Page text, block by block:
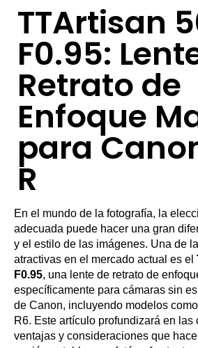
TTArtisan
F0.95:
Retrato de
Enfoque
para
R
En el mundo de la fotografía, la
adecuada puede hacer una gran
y el estilo de las imágenes. Una de
atractivas en el mercado actual es el
F0.95, una lente de retrato de
específicamente para cámaras sin
de Canon, incluyendo modelos
R6. Este artículo profundizará en las
ventajas y consideraciones que